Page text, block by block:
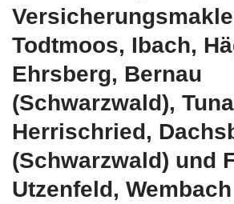
Todtmoos, Ibach,
Ehrsberg, Bernau
(Schwarzwald),
Herrischried,
(Schwarzwald) und
Utzenfeld,